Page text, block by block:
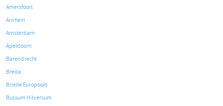
Amersfoort
Arnhem
Amsterdam
Apeldoorn
Barendrecht
Breda
Brielle Europoort
Bussum Hilversum